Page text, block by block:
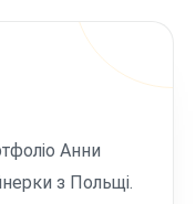
Анни
з Польщі.